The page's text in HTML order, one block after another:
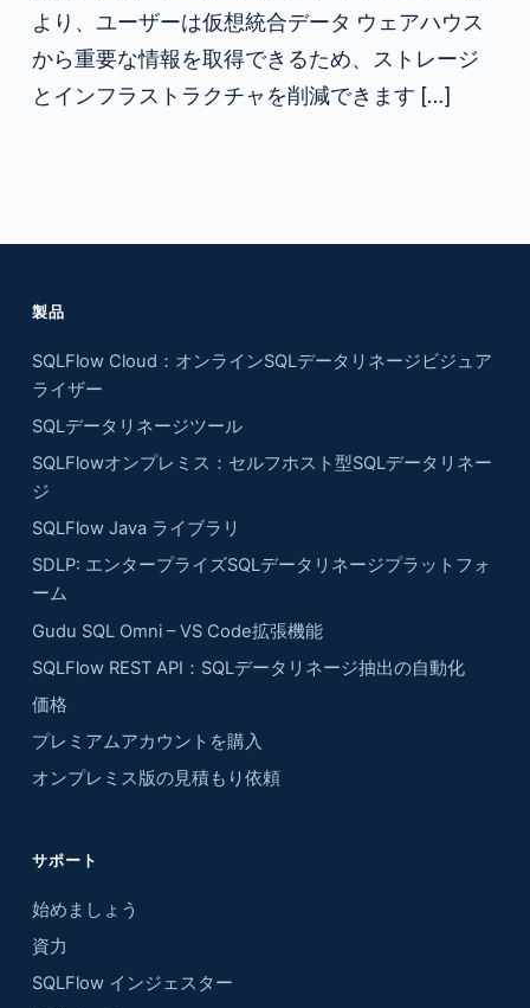
より、ユーザーは仮想統合データ ウェアハウス
から重要な情報を取得できるため、ストレージ
とインフラストラクチャを削減できます […]
製品
SQLFlow Cloud：オンラインSQLデータリネージビジュア
ライザー
SQLデータリネージツール
SQLFlowオンプレミス：セルフホスト型SQLデータリネー
ジ
SQLFlow Java ライブラリ
SDLP: エンタープライズSQLデータリネージプラットフォ
ーム
Gudu SQL Omni – VS Code拡張機能
SQLFlow REST API：SQLデータリネージ抽出の自動化
価格
プレミアムアカウントを購入
オンプレミス版の見積もり依頼
サポート
始めましょう
資力
SQLFlow インジェスター